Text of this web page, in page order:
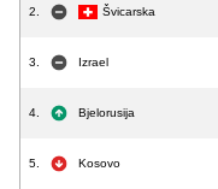
2. Švicarska
3. Izrael
4. Bjelorusija
5. Kosovo